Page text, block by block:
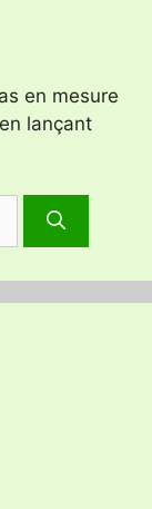
en mesure
lançant